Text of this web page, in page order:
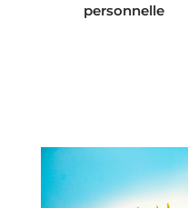
personnelle